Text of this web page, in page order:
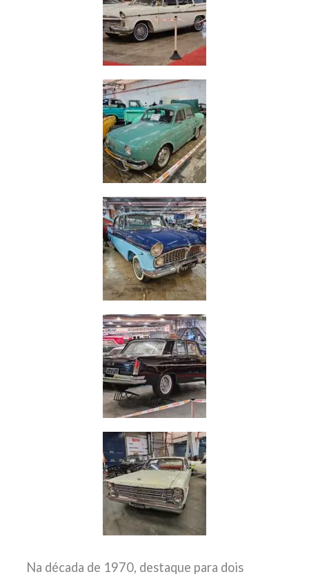
Na década de 1970, destaque para dois